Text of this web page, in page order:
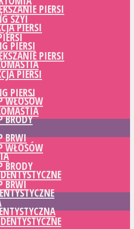
PIERSI
PIERSI
PIERSI
WŁOSÓW
BRODY
BRWI
SZYI
PIERSI
PIERSI
PIERSI
WŁOSÓW
BRODY
BRWI